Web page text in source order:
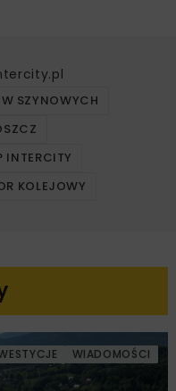
SZYNOWYCH
INTERCITY
KOLEJOWY
WIADOMOŚCI